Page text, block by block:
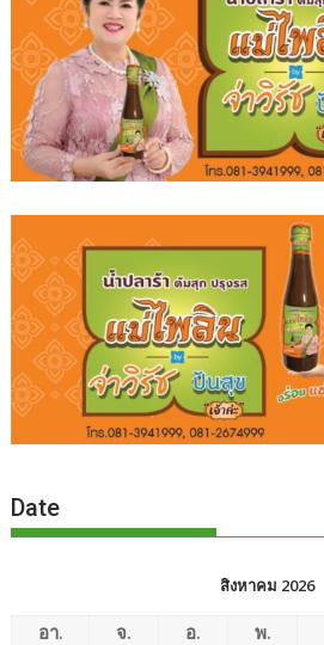
Date
สิงหาคม 2026
อา. จ. อ. พ.